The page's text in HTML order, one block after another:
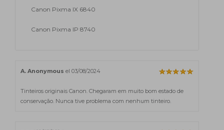
Canon Pixma IX 6840
Canon Pixma IP 8740
A. Anonymous el 03/08/2024
Tinteiros originais Canon. Chegaram em muito bom estado de
conservação. Nunca tive problema com nenhum tinteiro.